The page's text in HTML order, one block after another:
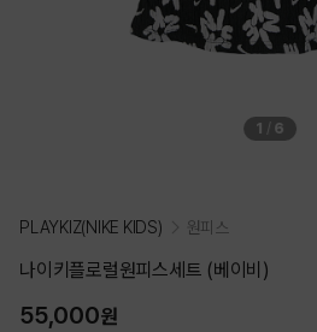
1 / 6
PLAYKIZ(NIKE KIDS) 원피스
나이키플로럴원피스세트 (베이비)
55,000원